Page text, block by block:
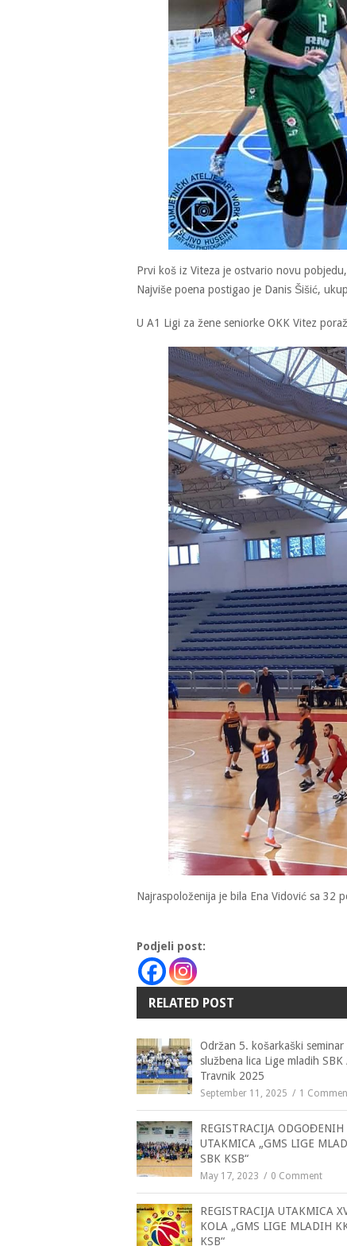
Prvi koš iz Viteza je ostvario novu
Najviše poena postigao je Danis Šišić,
U A1 Ligi za žene seniorke OKK Vitez
Najraspoloženija je bila Ena Vidović sa 32
Podjeli post:
RELATED POST
Održan 5. košarkaški seminar
službena lica Lige mladih SBK
Travnik 2025
September 11, 2025 1
REGISTRACIJA ODGOĐENIH
UTAKMICA „GMS LIGE
SBK KSB“
May 17, 2023 0 Comment
REGISTRACIJA UTAKMICA
KOLA „GMS LIGE MLADIH
KSB“